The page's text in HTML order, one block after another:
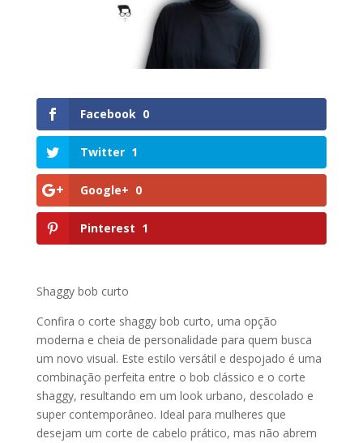
Facebook 0
Twitter 1
Google+ 0
Pinterest 1
Shaggy bob curto
Confira o corte shaggy bob curto, uma opção
moderna e cheia de personalidade para quem busca
um novo visual. Este estilo versátil e despojado é uma
combinação perfeita entre o bob clássico e o corte
shaggy, resultando em um look urbano, descolado e
super contemporâneo. Ideal para mulheres que
desejam um corte de cabelo prático, mas não abrem